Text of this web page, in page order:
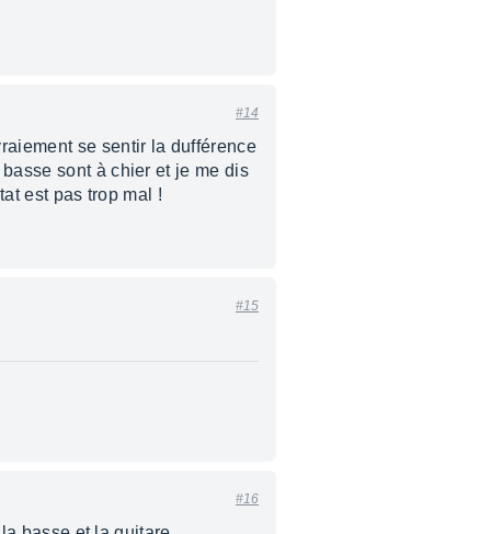
#14
se sentir la dufférence
sont à chier et je me dis
est pas trop mal !
#15
#16